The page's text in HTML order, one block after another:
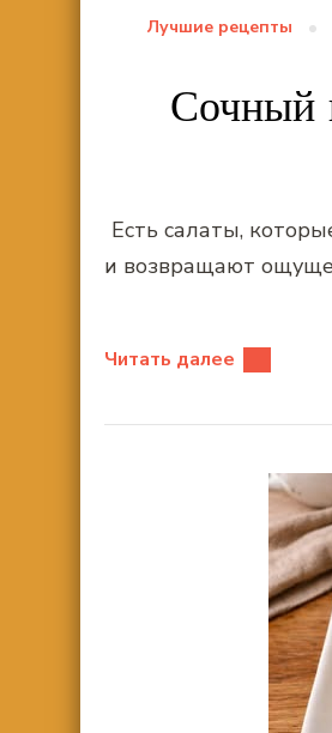
Лучшие рецепты
Сочный
Есть салаты,
и возвращают
Читать далее